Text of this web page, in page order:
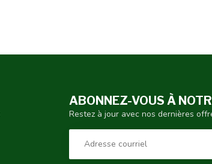
ABONNEZ-VOUS À
Restez à jour avec nos dernières